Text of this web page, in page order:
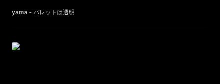
yama - パレットは透明
Tohji - Aglio e olio